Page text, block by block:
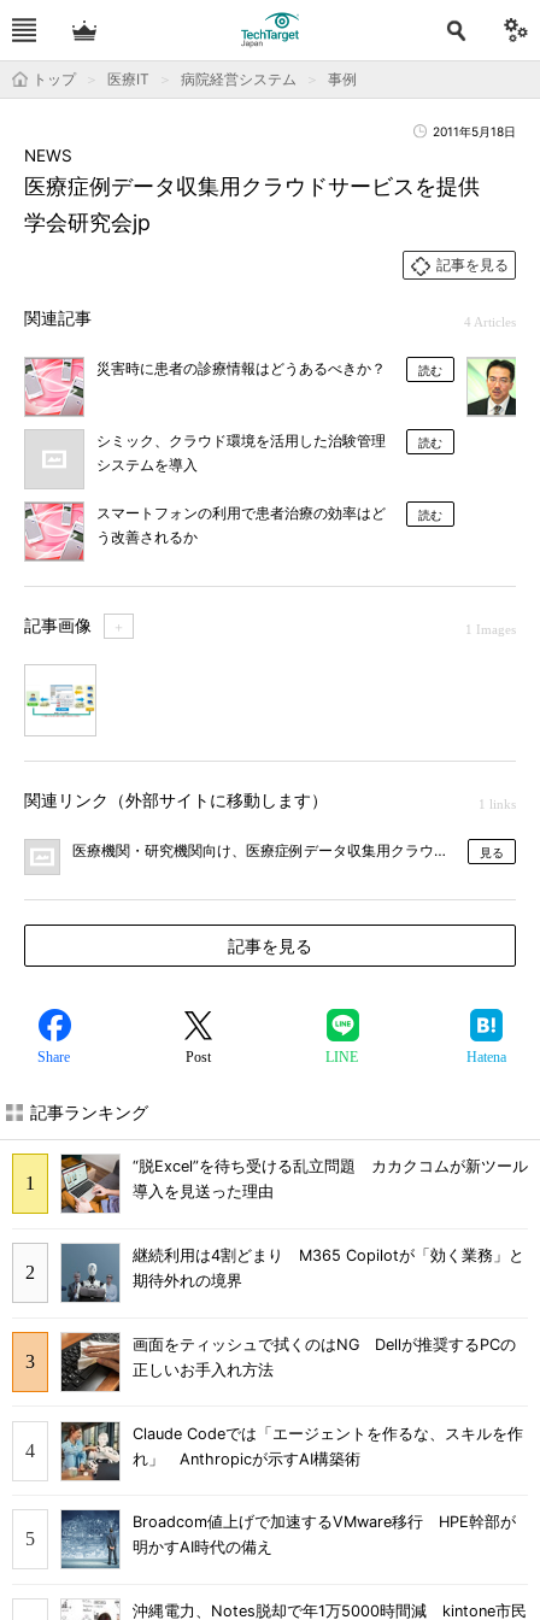
トップ 医療IT 病院経営システム 事例
2011年5月18日
医療症例データ収集用クラウドサービスを提供
学会研究会jp
NEWS
記事を見る
関連記事 4 Articles
災害時に患者の診療情報はどうあるべきか？ 読む
シミック、クラウド環境を活用した治験管理
システムを導入
読む
スマートフォンの利用で患者治療の効率はど
う改善されるか
読む
記事画像 ＋ 1 Images
関連リンク（外部サイトに移動します） 1 links
医療機関・研究機関向け、医療症例データ収集用クラウドサービス ｢
見る
記事を見る
Share Post LINE Hatena
記事ランキング
“脱Excel”を待ち受ける乱立問題 カカクコムが新ツール
導入を見送った理由
継続利用は4割どまり M365 Copilotが「効く業務」と
期待外れの境界
画面をティッシュで拭くのはNG Dellが推奨するPCの
正しいお手入れ方法
Claude Codeでは「エージェントを作るな、スキルを作
れ」 Anthropicが示すAI構築術
Broadcom値上げで加速するVMware移行 HPE幹部が
明かすAI時代の備え
沖縄電力、Notes脱却で年1万5000時間減 kintone市民